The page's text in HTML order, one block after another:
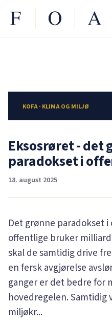
KOFA · KLIMA OG MILJØ
Eksosrøret - det
paradokset i
18. august 2025
Det grønne paradokset
offentlige bruker
skal de samtidig drive
en fersk avgjørelse
ganger er det bedre for
hovedregelen. Samtidig
miljøkr...